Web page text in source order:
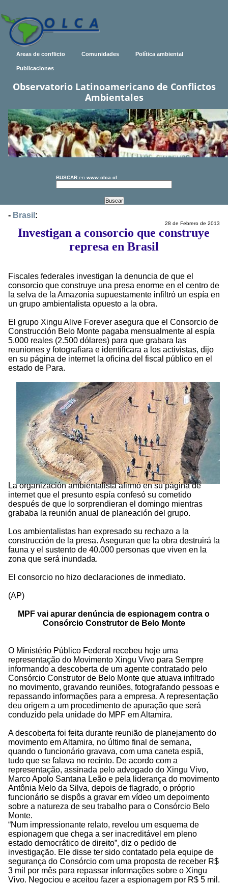
Areas de conflicto Comunidades Política ambiental
Publicaciones
Observatorio Latinoamericano de Conflictos
Ambientales
BUSCAR en www.olca.cl
- Brasil :
28 de Febrero de 2013
Investigan a consorcio que construye
represa en Brasil
Fiscales federales investigan la denuncia de que el
consorcio que construye una presa enorme en el centro de
la selva de la Amazonia supuestamente infiltró un espía en
un grupo ambientalista opuesto a la obra.
El grupo Xingu Alive Forever asegura que el Consorcio de
Construcción Belo Monte pagaba mensualmente al espía
5.000 reales (2.500 dólares) para que grabara las
reuniones y fotografiara e identificara a los activistas, dijo
en su página de internet la oficina del fiscal público en el
estado de Para.
La organización ambientalista afirmó en su página de
internet que el presunto espía confesó su cometido
después de que lo sorprendieran el domingo mientras
grababa la reunión anual de planeación del grupo.
Los ambientalistas han expresado su rechazo a la
construcción de la presa. Aseguran que la obra destruirá la
fauna y el sustento de 40.000 personas que viven en la
zona que será inundada.
El consorcio no hizo declaraciones de inmediato.
(AP)
MPF vai apurar denúncia de espionagem contra o
Consórcio Construtor de Belo Monte
O Ministério Público Federal recebeu hoje uma
representação do Movimento Xingu Vivo para Sempre
informando a descoberta de um agente contratado pelo
Consórcio Construtor de Belo Monte que atuava infiltrado
no movimento, gravando reuniões, fotografando pessoas e
repassando informações para a empresa. A representação
deu origem a um procedimento de apuração que será
conduzido pela unidade do MPF em Altamira.
A descoberta foi feita durante reunião de planejamento do
movimento em Altamira, no último final de semana,
quando o funcionário gravava, com uma caneta espiã,
tudo que se falava no recinto. De acordo com a
representação, assinada pelo advogado do Xingu Vivo,
Marco Apolo Santana Leão e pela liderança do movimento
Antônia Melo da Silva, depois de flagrado, o próprio
funcionário se dispôs a gravar em vídeo um depoimento
sobre a natureza de seu trabalho para o Consórcio Belo
Monte.
“Num impressionante relato, revelou um esquema de
espionagem que chega a ser inacreditável em pleno
estado democrático de direito”, diz o pedido de
investigação. Ele disse ter sido contatado pela equipe de
segurança do Consórcio com uma proposta de receber R$
3 mil por mês para repassar informações sobre o Xingu
Vivo. Negociou e aceitou fazer a espionagem por R$ 5 mil.